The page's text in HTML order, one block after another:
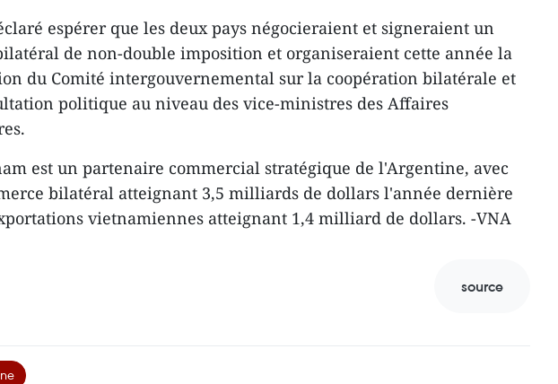
espérer que les deux pays négocieraient et signeraient un
de non-double imposition et organiseraient cette année la
du Comité intergouvernemental sur la coopération bilatérale et
politique au niveau des vice-ministres des Affaires
est un partenaire commercial stratégique de l'Argentine, avec
bilatéral atteignant 3,5 milliards de dollars l'année dernière
vietnamiennes atteignant 1,4 milliard de dollars. -VNA
source